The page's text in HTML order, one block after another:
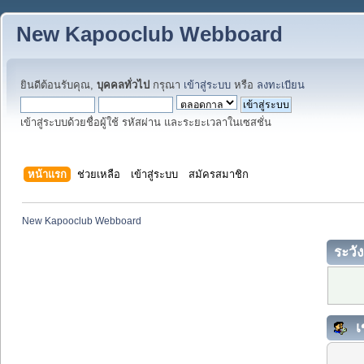
New Kapooclub Webboard
ยินดีต้อนรับคุณ, บุคคลทั่วไป กรุณา เข้าสู่ระบบ หรือ ลงทะเบียน
เข้าสู่ระบบด้วยชื่อผู้ใช้ รหัสผ่าน และระยะเวลาในเซสชั่น
หน้าแรก ช่วยเหลือ เข้าสู่ระบบ สมัครสมาชิก
New Kapooclub Webboard
ระวั
เ